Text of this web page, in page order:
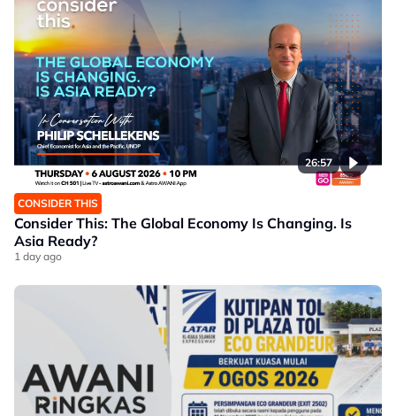
26:57
CONSIDER THIS
Consider This: The Global Economy Is Changing. Is
Asia Ready?
1 day ago